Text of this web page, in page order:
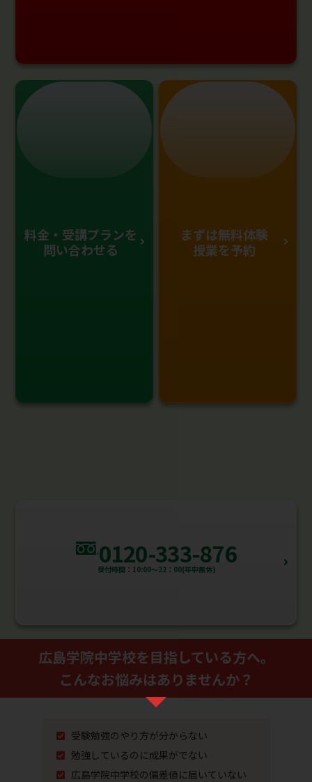
料金・受講プランを
問い合わせる
まずは無料体験
授業を予約
0120-333-876
受付時間：10:00～22：00(年中無休)
広島学院中学校を⽬指している⽅へ。
こんなお悩みはありませんか？
受験勉強のやり⽅が分からない
勉強しているのに成果がでない
広島学院中学校の偏差値に届いていない